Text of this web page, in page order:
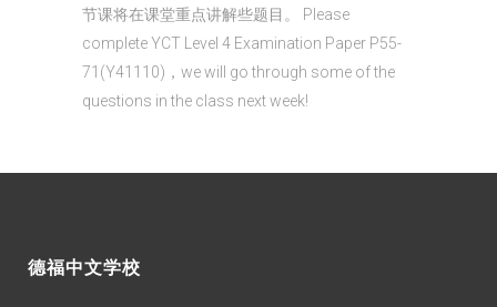
节课将在课堂重点讲解些题目。 Please
complete YCT Level 4 Examination Paper P55-
71(Y41110)，we will go through some of the
questions in the class next week!
德福中文学校